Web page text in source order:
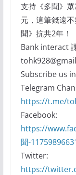
支持《多聞》
元，這筆錢遠
聞》抗共2年！
Bank interact
Subscribe us
Telegram
https://t.me/
Facebook:
https://
聞-
Twitter:
https://